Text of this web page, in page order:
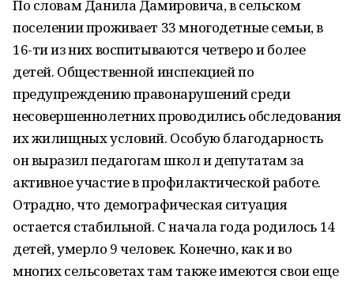
По словам Данила Дамировича, в сельском
поселении проживает 33 многодетные семьи, в
16-ти из них воспитываются четверо и более
детей. Общественной инспекцией по
предупреждению правонарушений среди
несовершеннолетних проводились обследования
их жилищных условий. Особую благодарность
он выразил педагогам школ и депутатам за
активное участие в профилактической работе.
Отрадно, что демографическая ситуация
остается стабильной. С начала года родилось 14
детей, умерло 9 человек. Конечно, как и во
многих сельсоветах там также имеются свои еще